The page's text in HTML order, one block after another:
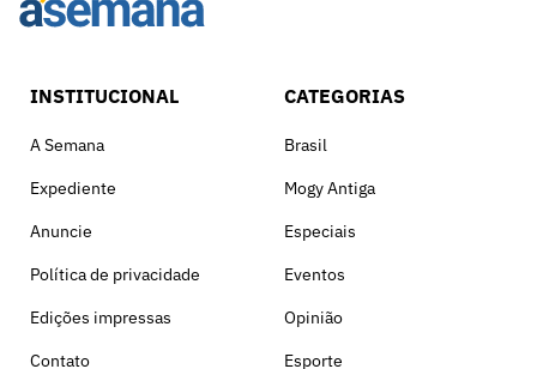
INSTITUCIONAL
A Semana
Expediente
Anuncie
Política de privacidade
Edições impressas
Contato
CATEGORIAS
Brasil
Mogy Antiga
Especiais
Eventos
Opinião
Esporte